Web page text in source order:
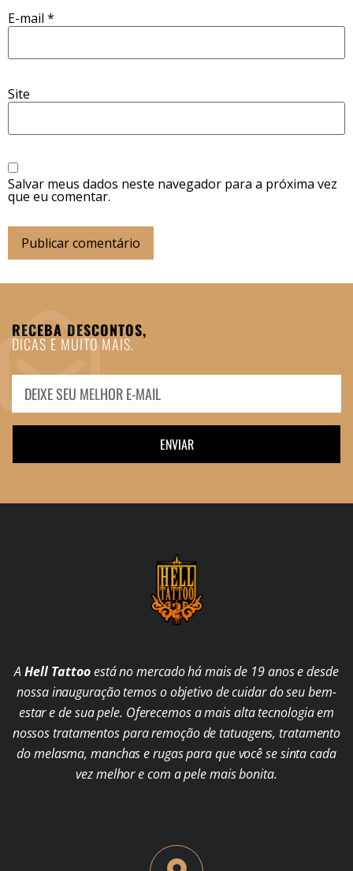
E-mail *
Site
Salvar meus dados neste navegador para a próxima vez
que eu comentar.
RECEBA DESCONTOS,
DICAS E MUITO MAIS.
ENVIAR
AHell Tattooestá no mercado há mais de 19 anos e desde
nossa inauguração temos o objetivo de cuidar do seu bem-
estar e de sua pele. Oferecemos a mais alta tecnologia em
nossos tratamentos para remoção de tatuagens, tratamento
do melasma, manchas e rugas para que você se sinta cada
vez melhor e com a pele mais bonita.